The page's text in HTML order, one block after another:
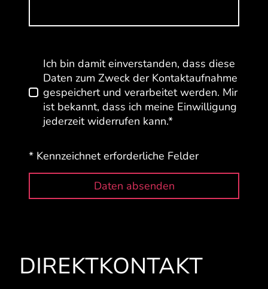
Ich bin damit einverstanden, dass diese
Daten zum Zweck der Kontaktaufnahme
gespeichert und verarbeitet werden. Mir
ist bekannt, dass ich meine Einwilligung
jederzeit widerrufen kann.*
* Kennzeichnet erforderliche Felder
Daten absenden
DIREKTKONTAKT